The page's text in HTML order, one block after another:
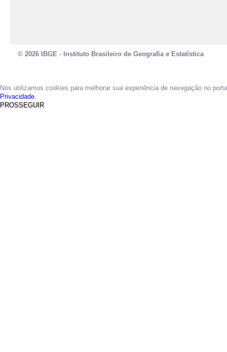
© 2026 IBGE - Instituto Brasileiro de Geografia e Estatística
Nós utilizamos cookies para melhorar sua experiência de navegação no
Privacidade.
PROSSEGUIR